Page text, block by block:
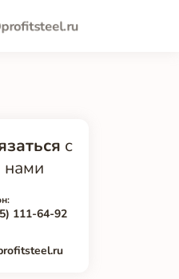
с
нами
111-64-92